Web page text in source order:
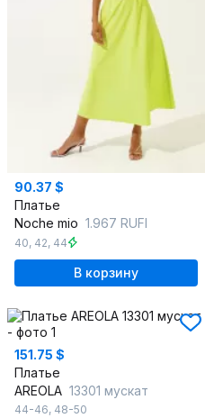
90.37 $
Платье
Noche mio 1.967 RUFI
40, 42, 44
В корзину
151.75 $
Платье
AREOLA 13301 мускат
44-46, 48-50